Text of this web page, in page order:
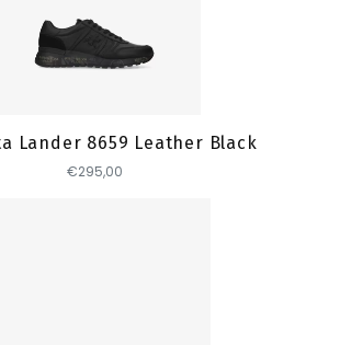
Lander 8659 Leather Black
€295,00